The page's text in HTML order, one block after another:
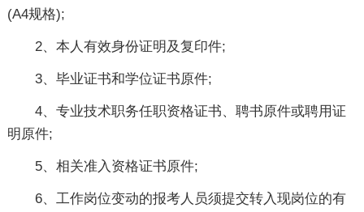
(A4规格);
2、本人有效身份证明及复印件;
3、毕业证书和学位证书原件;
4、专业技术职务任职资格证书、聘书原件或聘用证
明原件;
5、相关准入资格证书原件;
6、工作岗位变动的报考人员须提交转入现岗位的有